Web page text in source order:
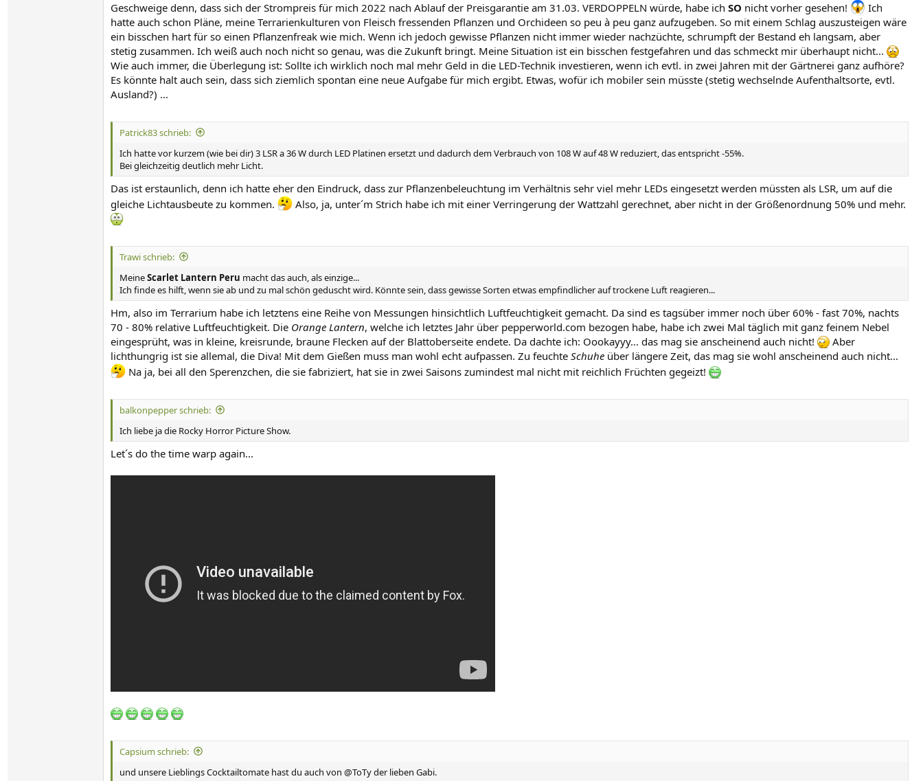
Geschweige denn, dass sich der Strompreis für mich 2022 nach Ablauf der Preisgarantie am 31.03. VERDOPPELN würde, habe ich SO nicht vorher gesehen!
Ich
hatte auch schon Pläne, meine Terrarienkulturen von Fleisch fressenden Pflanzen und Orchideen so peu à peu ganz aufzugeben. So mit einem Schlag auszusteigen wäre
ein bisschen hart für so einen Pflanzenfreak wie mich. Wenn ich jedoch gewisse Pflanzen nicht immer wieder nachzüchte, schrumpft der Bestand eh langsam, aber
stetig zusammen. Ich weiß auch noch nicht so genau, was die Zukunft bringt. Meine Situation ist ein bisschen festgefahren und das schmeckt mir überhaupt nicht...
Wie auch immer, die Überlegung ist: Sollte ich wirklich noch mal mehr Geld in die LED-Technik investieren, wenn ich evtl. in zwei Jahren mit der Gärtnerei ganz aufhöre?
Es könnte halt auch sein, dass sich ziemlich spontan eine neue Aufgabe für mich ergibt. Etwas, wofür ich mobiler sein müsste (stetig wechselnde Aufenthaltsorte, evtl.
Ausland?) ...
Patrick83 schrieb:
Ich hatte vor kurzem (wie bei dir) 3 LSR a 36 W durch LED Platinen ersetzt und dadurch dem Verbrauch von 108 W auf 48 W reduziert, das entspricht -55%.
Bei gleichzeitig deutlich mehr Licht.
Das ist erstaunlich, denn ich hatte eher den Eindruck, dass zur Pflanzenbeleuchtung im Verhältnis sehr viel mehr LEDs eingesetzt werden müssten als LSR, um auf die
gleiche Lichtausbeute zu kommen.
Also, ja, unter´m Strich habe ich mit einer Verringerung der Wattzahl gerechnet, aber nicht in der Größenordnung 50% und mehr.
Trawi schrieb:
MeineScarlet Lantern Peru macht das auch, als einzige...
Ich finde es hilft, wenn sie ab und zu mal schön geduscht wird. Könnte sein, dass gewisse Sorten etwas empfindlicher auf trockene Luft reagieren...
Hm, also im Terrarium habe ich letztens eine Reihe von Messungen hinsichtlich Luftfeuchtigkeit gemacht. Da sind es tagsüber immer noch über 60% - fast 70%, nachts
70 - 80% relative Luftfeuchtigkeit. Die Orange Lantern, welche ich letztes Jahr über pepperworld.com bezogen habe, habe ich zwei Mal täglich mit ganz feinem Nebel
eingesprüht, was in kleine, kreisrunde, braune Flecken auf der Blattoberseite endete. Da dachte ich: Oookayyy... das mag sie anscheinend auch nicht!
Aber
lichthungrig ist sie allemal, die Diva! Mit dem Gießen muss man wohl echt aufpassen. Zu feuchte Schuhe über längere Zeit, das mag sie wohl anscheinend auch nicht...
Na ja, bei all den Sperenzchen, die sie fabriziert, hat sie in zwei Saisons zumindest mal nicht mit reichlich Früchten gegeizt!
balkonpepper schrieb:
Ich liebe ja die Rocky Horror Picture Show.
Let´s do the time warp again...
Capsium schrieb:
und unsere Lieblings Cocktailtomate hast du auch von @ToTy der lieben Gabi.